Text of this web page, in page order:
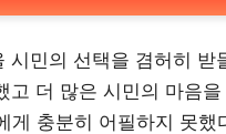
민의 선택을 겸허히 받
고 더 많은 시민의 마음
게 충분히 어필하지 못했